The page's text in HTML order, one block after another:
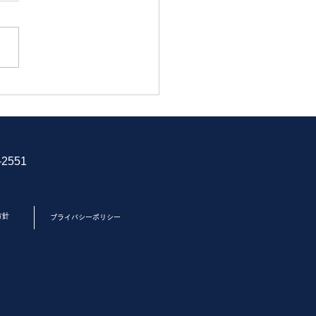
針 プライバシーポリシー